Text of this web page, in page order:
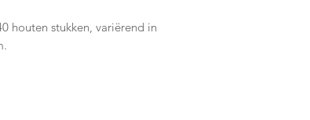
houten stukken, variërend in